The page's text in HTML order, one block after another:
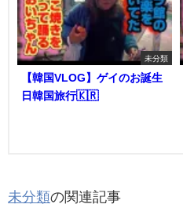
未分類
【韓国VLOG】ゲイのお誕生
日韓国旅行🇰🇷
未分類の関連記事